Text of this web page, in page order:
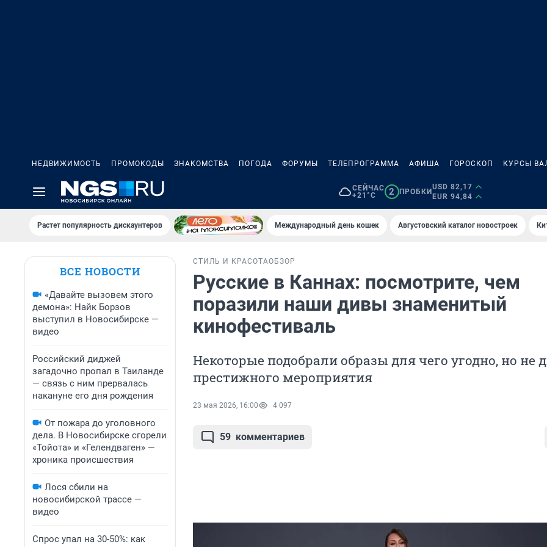
НЕДВИЖИМОСТЬ ПРОМОКОДЫ ЗНАКОМСТВА ПОГОДА ФОРУМЫ ТЕЛЕПРОГРАММА АФИША ГОРОСКОП КУРСЫ
СЕЙЧАС
+21°C
2 ПРОБКИ
USD 82,17
EUR 94,84
Растет популярность дискаунтеров Международный день кошек Августовский каталог новостроек
ВСЕ НОВОСТИ
«Давайте вызовем этого
демона»: Найк Борзов
выступил в Новосибирске —
видео
Российский диджей
загадочно пропал в Таиланде
— связь с ним прервалась
накануне его дня рождения
От пожара до уголовного
дела. В Новосибирске сгорели
«Тойота» и «Гелендваген» —
хроника происшествия
Лося сбили на
новосибирской трассе —
видео
Спрос упал на 30-50%: как
СТИЛЬ И КРАСОТАОБЗОР
Русские в Каннах: посмотрите, чем
поразили наши дивы знаменитый
кинофестиваль
Некоторые подобрали образы для чего угодно, но не
престижного мероприятия
23 мая 2026, 16:00 4 097
59 комментариев